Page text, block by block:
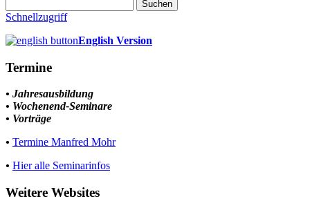
nach:
Schnellzugriff
English Version
Termine
• Jahresausbildung
• Wochenend-Seminare
• Vorträge
• Termine Manfred Mohr
• Hier alle Seminarinfos
Weitere Websites